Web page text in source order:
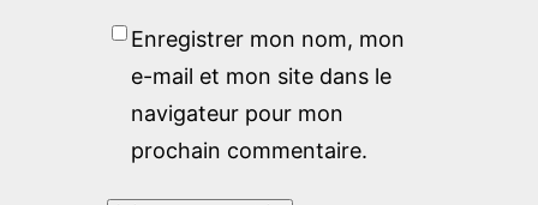
Enregistrer mon nom, mon
e-mail et mon site dans le
navigateur pour mon
prochain commentaire.